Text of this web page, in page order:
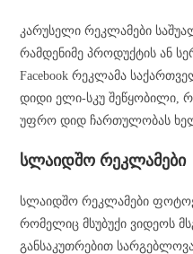
კარუსელი რეკლამები
რამდენიმე პროდუქტის ან
Facebook რეკლამა
დიდი ელი-სკუ შეწყობილი,
უფრო დიდ ჩართულობას
სლაიდშო რეკლამები
სლაიდშო რეკლამები
რომელიც მსუბუქი ვიდეოს
განსაკუთრებით